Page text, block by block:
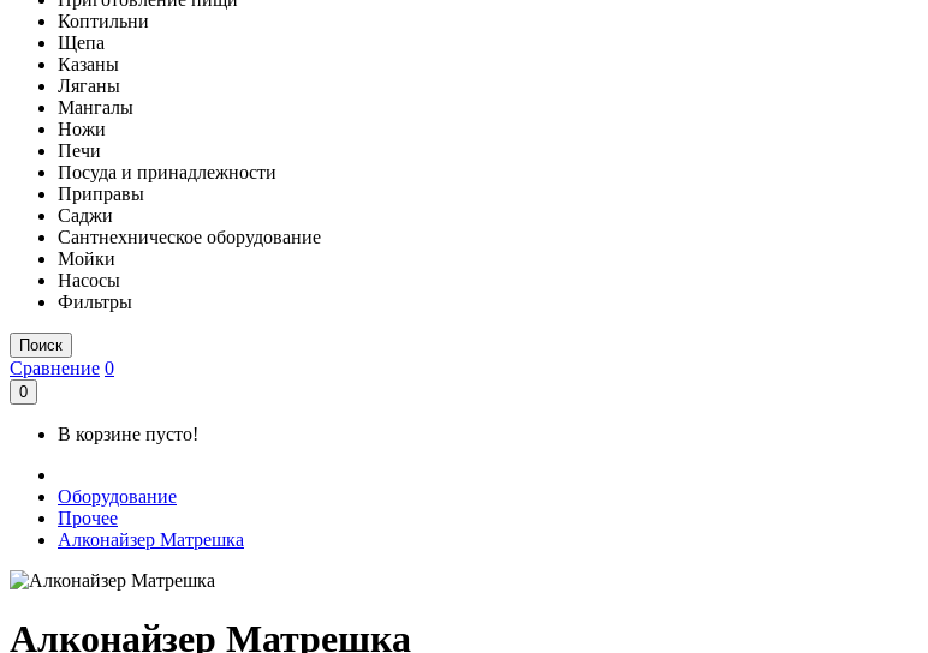
Коптильни
Щепа
Казаны
Ляганы
Мангалы
Ножи
Печи
Посуда и принадлежности
Приправы
Саджи
Сантнехническое оборудование
Мойки
Насосы
Фильтры
Поиск
Сравнение 0
0
В корзине пусто!
Оборудование
Прочее
Алконайзер Матрешка
Алконайзер Матрешка